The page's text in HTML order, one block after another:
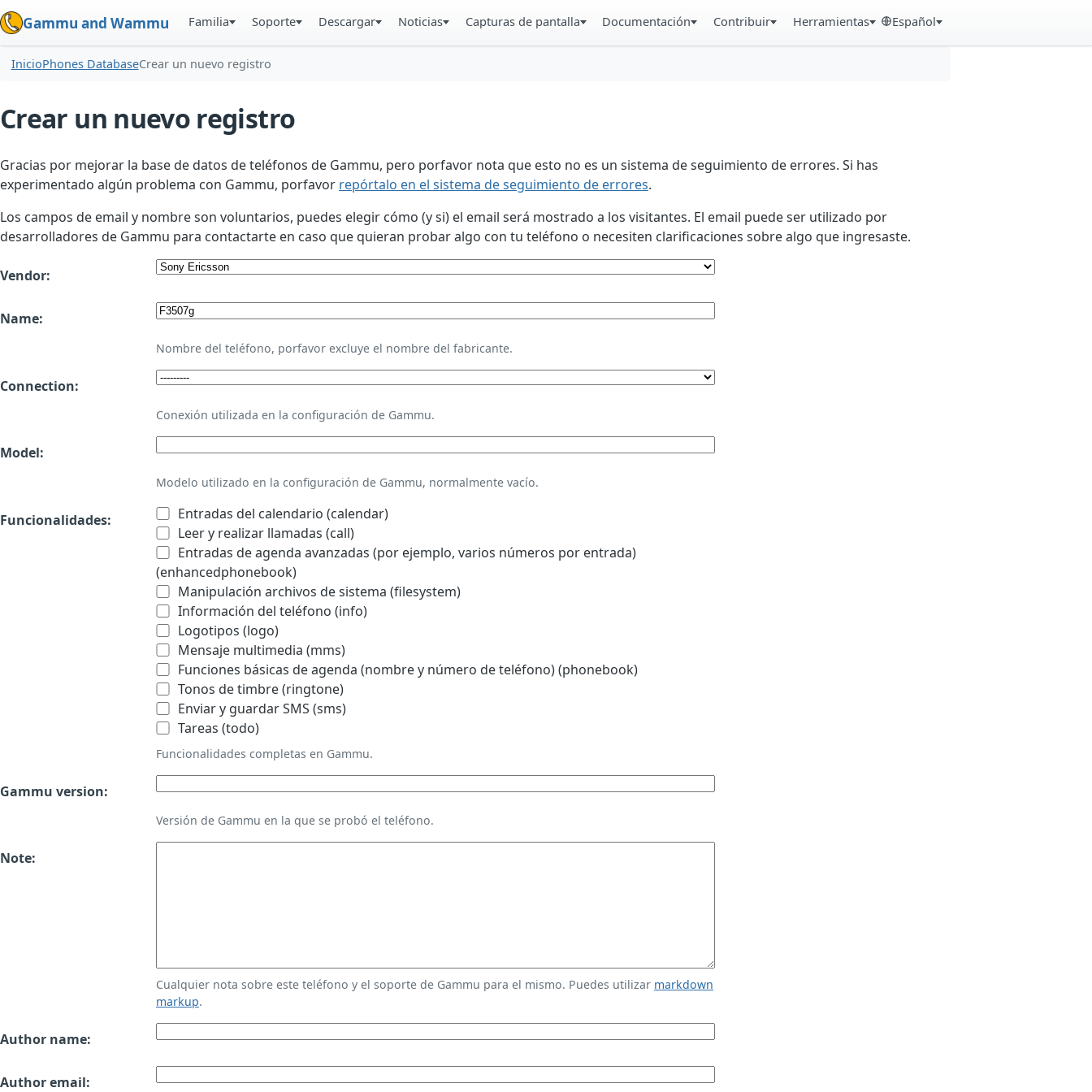
Gammu and Wammu Familia Soporte Descargar Noticias Capturas de pantalla Documentación Contribuir Herramientas Español
InicioPhones DatabaseCrear un nuevo registro
Crear un nuevo registro
Gracias por mejorar la base de datos de teléfonos de Gammu, pero porfavor nota que esto no es un sistema de seguimiento de errores. Si has
experimentado algún problema con Gammu, porfavor repórtalo en el sistema de seguimiento de errores.
Los campos de email y nombre son voluntarios, puedes elegir cómo (y si) el email será mostrado a los visitantes. El email puede ser utilizado por
desarrolladores de Gammu para contactarte en caso que quieran probar algo con tu teléfono o necesiten clarificaciones sobre algo que ingresaste.
Vendor:
Name:
Nombre del teléfono, porfavor excluye el nombre del fabricante.
Connection:
Conexión utilizada en la configuración de Gammu.
Model:
Modelo utilizado en la configuración de Gammu, normalmente vacío.
Funcionalidades:
Entradas del calendario (calendar)
Leer y realizar llamadas (call)
Entradas de agenda avanzadas (por ejemplo, varios números por entrada)
(enhancedphonebook)
Manipulación archivos de sistema (filesystem)
Información del teléfono (info)
Logotipos (logo)
Mensaje multimedia (mms)
Funciones básicas de agenda (nombre y número de teléfono) (phonebook)
Tonos de timbre (ringtone)
Enviar y guardar SMS (sms)
Tareas (todo)
Funcionalidades completas en Gammu.
Gammu version:
Versión de Gammu en la que se probó el teléfono.
Note:
Cualquier nota sobre este teléfono y el soporte de Gammu para el mismo. Puedes utilizar markdown
markup.
Author name:
Author email: